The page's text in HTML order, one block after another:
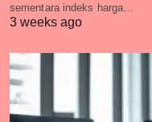
sementara indeks harga…
3 weeks ago